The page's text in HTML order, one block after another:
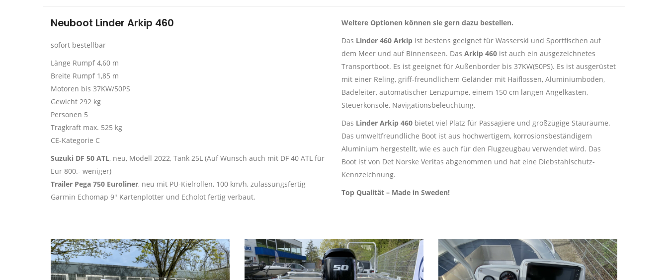
Neuboot Linder Arkip 460
sofort bestellbar
Länge Rumpf 4,60 m
Breite Rumpf 1,85 m
Motoren bis 37KW/50PS
Gewicht 292 kg
Personen 5
Tragkraft max. 525 kg
CE-Kategorie C
Suzuki DF 50 ATL, neu, Modell 2022, Tank 25L (Auf Wunsch auch mit DF 40 ATL für
Eur 800.- weniger)
Trailer Pega 750 Euroliner, neu mit PU-Kielrollen, 100 km/h, zulassungsfertig
Garmin Echomap 9" Kartenplotter und Echolot fertig verbaut.
Weitere Optionen können sie gern dazu bestellen.
Das Linder 460 Arkip ist bestens geeignet für Wasserski und Sportfischen auf
dem Meer und auf Binnenseen. Das Arkip 460 ist auch ein ausgezeichnetes
Transportboot. Es ist geeignet für Außenborder bis 37KW(50PS). Es ist ausgerüstet
mit einer Reling, griff-freundlichem Geländer mit Haiflossen, Aluminiumboden,
Badeleiter, automatischer Lenzpumpe, einem 150 cm langen Angelkasten,
Steuerkonsole, Navigationsbeleuchtung.
Das Linder Arkip 460 bietet viel Platz für Passagiere und großzügige Stauräume.
Das umweltfreundliche Boot ist aus hochwertigem, korrosionsbeständigem
Aluminium hergestellt, wie es auch für den Flugzeugbau verwendet wird. Das
Boot ist von Det Norske Veritas abgenommen und hat eine Diebstahlschutz-
Kennzeichnung.
Top Qualität – Made in Sweden!